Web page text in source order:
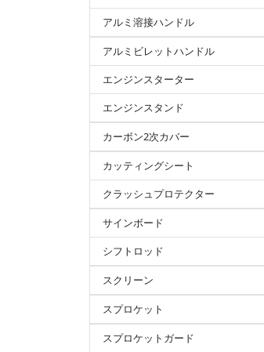
アルミ溶接ハンドル
アルミビレットハンドル
エンジンスターター
エンジンスタンド
カーボン2次カバー
カッティングシート
クラッシュプロテクター
サインボード
シフトロッド
スクリーン
スプロケット
スプロケットガード